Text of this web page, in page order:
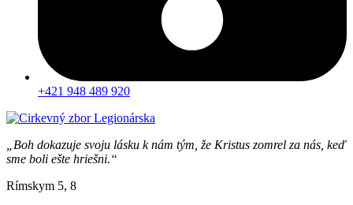
+421 948 489 920
„Boh dokazuje svoju lásku k nám tým, že Kristus zomrel za nás, keď
sme boli ešte hriešni.“
Rímskym 5, 8